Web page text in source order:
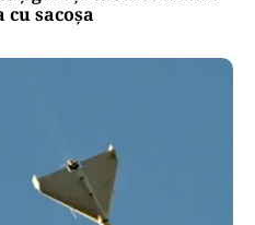
sacoșa